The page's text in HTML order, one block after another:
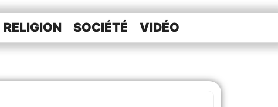
RELIGION SOCIÉTÉ
VIDÉO